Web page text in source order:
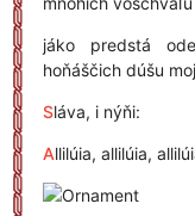
jáko predstá
hoňáščich dúšu
Sláva, i nýňi:
Allilúia, allilúia,